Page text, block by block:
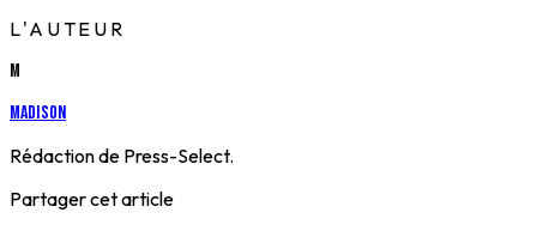
L'AUTEUR
M
Madison
Rédaction de Press-Select.
Partager cet article